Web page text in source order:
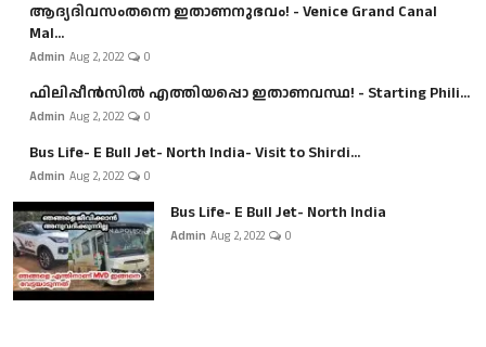
ആദ്യദിവസംതന്നെ ഇതാണനുഭവം! - Venice Grand Canal
Mal...
Admin Aug 2, 2022 0
ഫിലിപ്പീൻസിൽ എത്തിയപ്പൊ ഇതാണവസ്ഥ! - Starting Phili...
Admin Aug 2, 2022 0
Bus Life- E Bull Jet- North India- Visit to Shirdi...
Admin Aug 2, 2022 0
Bus Life- E Bull Jet- North India
Admin Aug 2, 2022 0